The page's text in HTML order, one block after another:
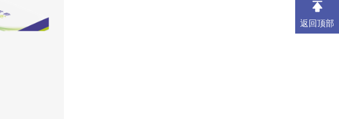
返回顶部